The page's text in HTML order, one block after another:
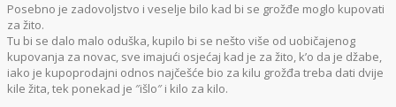
Posebno je zadovoljstvo i veselje bilo kad bi se grožđe moglo kupovati
za žito.
Tu bi se dalo malo oduška, kupilo bi se nešto više od uobičajenog
kupovanja za novac, sve imajući osjećaj kad je za žito, k’o da je džabe,
iako je kupoprodajni odnos najčešće bio za kilu grožđa treba dati dvije
kile žita, tek ponekad je ″išlo″ i kilo za kilo.